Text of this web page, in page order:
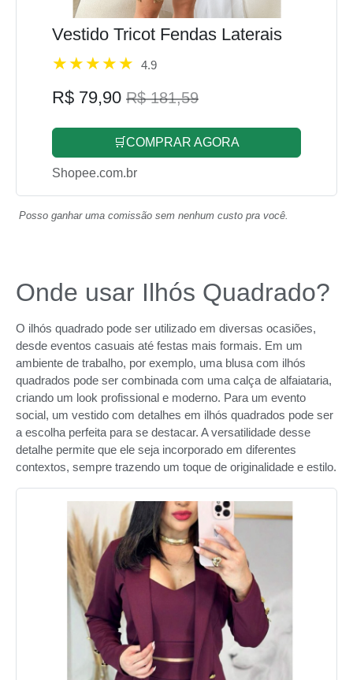
Vestido Tricot Fendas Laterais
4.9
R$ 79,90 R$ 181,59
🛒COMPRAR AGORA
Shopee.com.br
Posso ganhar uma comissão sem nenhum custo pra você.
Onde usar Ilhós Quadrado?
O ilhós quadrado pode ser utilizado em diversas ocasiões,
desde eventos casuais até festas mais formais. Em um
ambiente de trabalho, por exemplo, uma blusa com ilhós
quadrados pode ser combinada com uma calça de alfaiataria,
criando um look profissional e moderno. Para um evento
social, um vestido com detalhes em ilhós quadrados pode ser
a escolha perfeita para se destacar. A versatilidade desse
detalhe permite que ele seja incorporado em diferentes
contextos, sempre trazendo um toque de originalidade e estilo.